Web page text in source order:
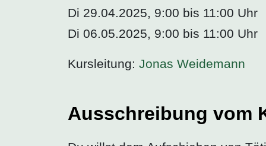
Di 29.04.2025, 9:00 bis 11:00 Uhr
Di 06.05.2025, 9:00 bis 11:00 Uhr
Kursleitung: Jonas Weidemann
Ausschreibung vom